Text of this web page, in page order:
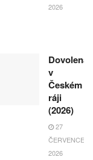
2026
Dovolená
v
Českém
ráji
(2026)
27
ČERVENCE,
2026